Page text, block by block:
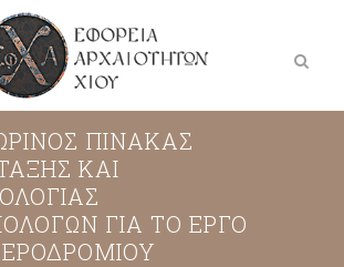
ΠΙΝΑΚΑΣ
ΚΑΙ
ΓΙΑ ΤΟ ΕΡΓΟ